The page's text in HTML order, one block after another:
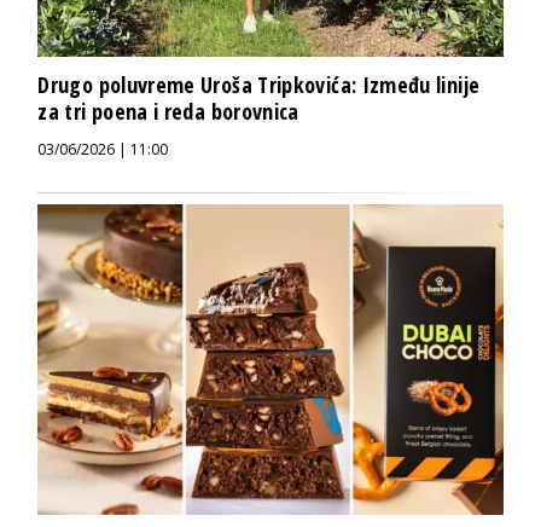
Drugo poluvreme Uroša Tripkovića: Između linije
za tri poena i reda borovnica
03/06/2026 | 11:00